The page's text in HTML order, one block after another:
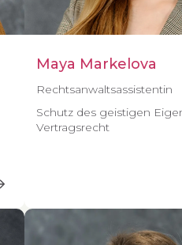
Maya Markelova
Rechtsanwaltsassistentin
Schutz des geistigen
Vertragsrecht